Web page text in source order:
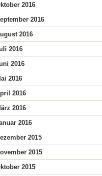
2016
2016
2016
2016
2016
2016
2016
2016
2016
2015
2015
2015